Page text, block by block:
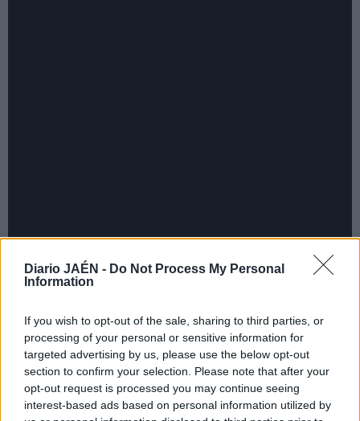
Diario JAÉN - Do Not Process My Personal
Information
If you wish to opt-out of the sale, sharing to third parties, or
processing of your personal or sensitive information for
targeted advertising by us, please use the below opt-out
section to confirm your selection. Please note that after your
opt-out request is processed you may continue seeing
interest-based ads based on personal information utilized by